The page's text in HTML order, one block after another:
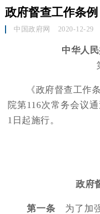
政府督查工作条例
中国政府网 2020-12-29
中华人
《政府督查工作条
院第116次常务会议
1日起施行。
政府
第一条 为了加